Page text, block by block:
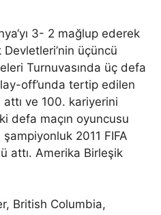
3- 2 mağlup ederek
üçüncü
Turnuvasında üç defa
off’unda tertip edilen
attı ve 100. kariyerini
defa maçın oyuncusu
2011 FIFA
attı. Amerika Birleşik
British Columbia,